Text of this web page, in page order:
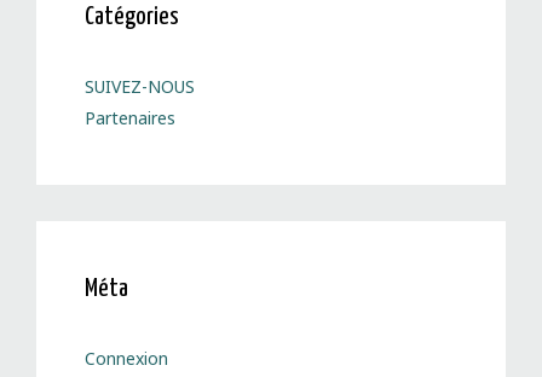
Catégories
SUIVEZ-NOUS
Partenaires
Méta
Connexion